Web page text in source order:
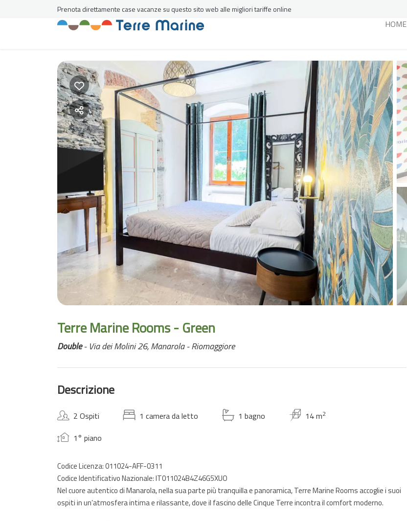
HOME
Terre Marine Rooms - Green
Double- Via dei Molini 26, Manarola - Riomaggiore
Descrizione
2 Ospiti 1 camera da letto 1 bagno 14 m2
1° piano
Codice Licenza: 011024-AFF-0311
Codice Identificativo Nazionale: IT011024B4Z46G5XUO
Nel cuore autentico di Manarola, nella sua parte più tranquilla e panoramica, Terre Marine Rooms accoglie i suoi
ospiti in un’atmosfera intima e rilassante, dove il fascino delle Cinque Terre incontra il comfort moderno.
Prenota direttamente case vacanze su questo sito web alle migliori tariffe online